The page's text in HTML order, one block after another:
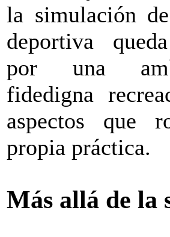
la simulación
deportiva
por una
fidedigna
aspectos que
propia práctica.
Más allá de la